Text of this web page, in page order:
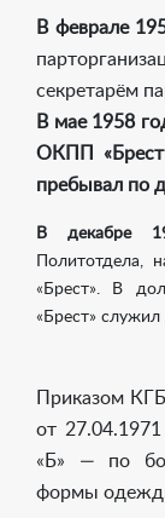
В феврале
секретарём
В мае 1958
ОКПП
пребывал по
В декабре
Политотдела,
«Брест». В
«Брест»
Приказом
от
«Б» — по
формы